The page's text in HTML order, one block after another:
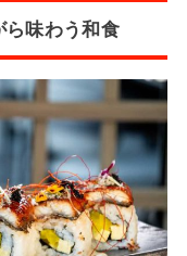
ら味わう和食